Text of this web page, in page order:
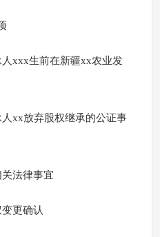
xxx生前在新疆xx农业发
xx放弃股权继承的公证事
法律事宜
更确认